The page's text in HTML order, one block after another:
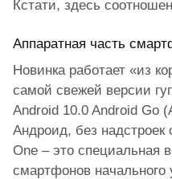
Кстати, здесь
Аппаратная часть
Новинка работает «из
самой свежей версии
Android 10.0 Android Go
Андроид, без надстроек
One – это специальная
смартфонов начального